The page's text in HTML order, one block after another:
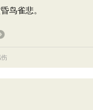
鸟雀悲。
伤